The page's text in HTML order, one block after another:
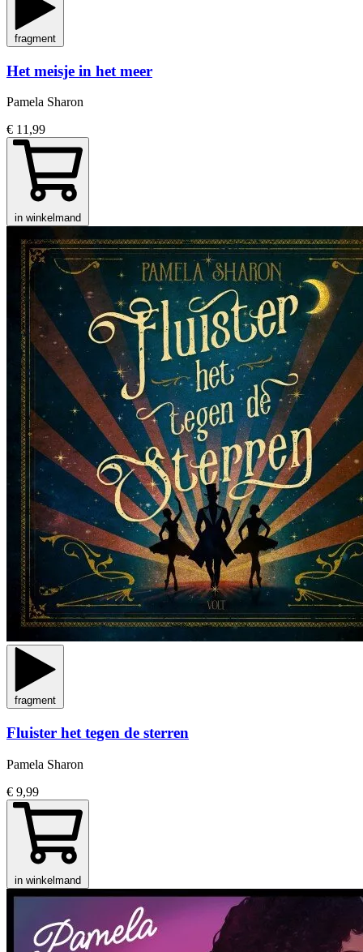
fragment
Het meisje in het meer
Pamela Sharon
€ 11,99
in winkelmand
fragment
Fluister het tegen de sterren
Pamela Sharon
€ 9,99
in winkelmand